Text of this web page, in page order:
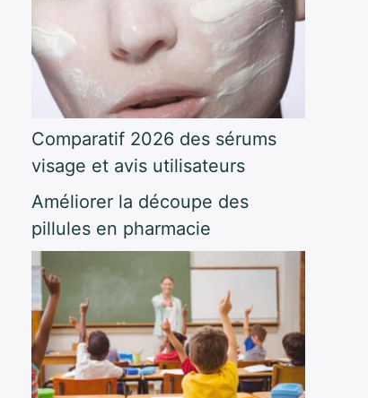
Comparatif 2026 des sérums
visage et avis utilisateurs
Améliorer la découpe des
pillules en pharmacie